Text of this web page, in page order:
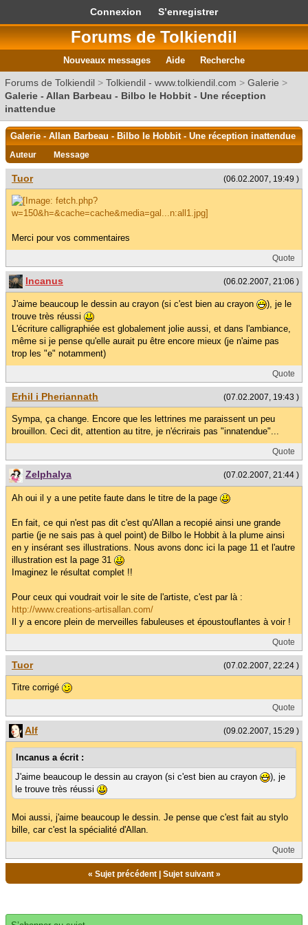
Connexion S’enregistrer
Forums de Tolkiendil
Nouveaux messages Aide Recherche
Forums de Tolkiendil > Tolkiendil - www.tolkiendil.com > Galerie >
Galerie - Allan Barbeau - Bilbo le Hobbit - Une réception
inattendue
Galerie - Allan Barbeau - Bilbo le Hobbit - Une réception inattendue
Auteur Message
(06.02.2007, 19:49 )
Tuor
Merci pour vos commentaires
Quote
(06.02.2007, 21:06 )
Incanus
J'aime beaucoup le dessin au crayon (si c'est bien au crayon
), je le
trouve très réussi
L'écriture calligraphiée est globalement jolie aussi, et dans l'ambiance,
même si je pense qu'elle aurait pu être encore mieux (je n'aime pas
trop les "e" notamment)
Quote
(07.02.2007, 19:43 )
Erhil i Pheriannath
Sympa, ça change. Encore que les lettrines me paraissent un peu
brouillon. Ceci dit, attention au titre, je n'écrirais pas "innatendue"...
Quote
(07.02.2007, 21:44 )
Zelphalya
Ah oui il y a une petite faute dans le titre de la page
En fait, ce qui n'est pas dit c'est qu'Allan a recopié ainsi une grande
partie (je ne sais pas à quel point) de Bilbo le Hobbit à la plume ainsi
en y insérant ses illustrations. Nous avons donc ici la page 11 et l'autre
illustration est la page 31
Imaginez le résultat complet !!
Pour ceux qui voudrait voir le site de l'artiste, c'est par là :
http://www.creations-artisallan.com/
Il y a encore plein de merveilles fabuleuses et époustouflantes à voir !
Quote
(07.02.2007, 22:24 )
Tuor
Titre corrigé
Quote
(09.02.2007, 15:29 )
Alf
Incanus a écrit :
J'aime beaucoup le dessin au crayon (si c'est bien au crayon
), je
le trouve très réussi
Moi aussi, j'aime beaucoup le dessin. Je pense que c'est fait au stylo
bille, car c'est la spécialité d'Allan.
Quote
« Sujet précédent| Sujet suivant»